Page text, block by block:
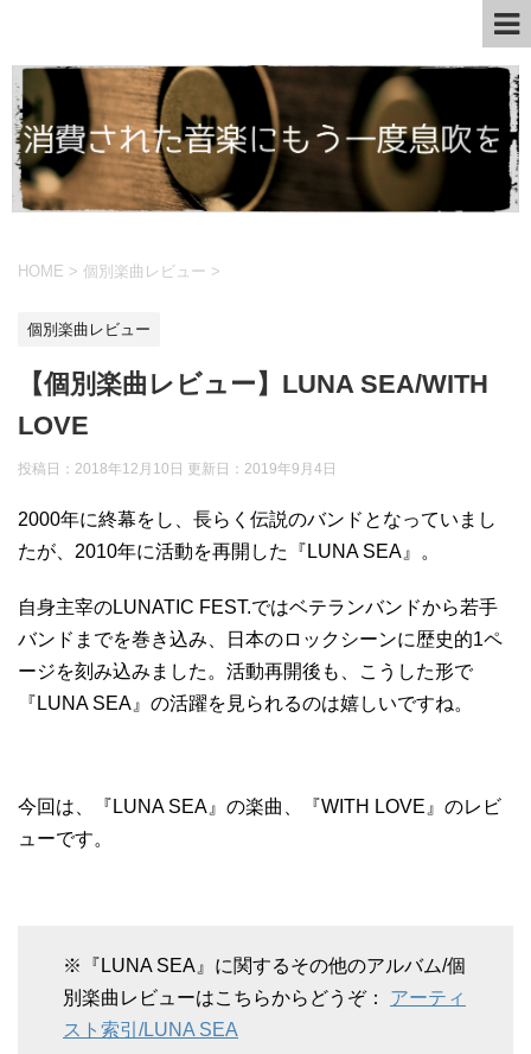
HOME > 個別楽曲レビュー >
個別楽曲レビュー
【個別楽曲レビュー】LUNA SEA/WITH
LOVE
投稿日：2018年12月10日 更新日： 2019年9月4日
2000年に終幕をし、長らく伝説のバンドとなっていまし
たが、2010年に活動を再開した『LUNA SEA』。
自身主宰のLUNATIC FEST.ではベテランバンドから若手
バンドまでを巻き込み、日本のロックシーンに歴史的1ペ
ージを刻み込みました。活動再開後も、こうした形で
『LUNA SEA』の活躍を見られるのは嬉しいですね。
今回は、『LUNA SEA』の楽曲、『WITH LOVE』のレビ
ューです。
※『LUNA SEA』に関するその他のアルバム/個
別楽曲レビューはこちらからどうぞ： アーティ
スト索引/LUNA SEA